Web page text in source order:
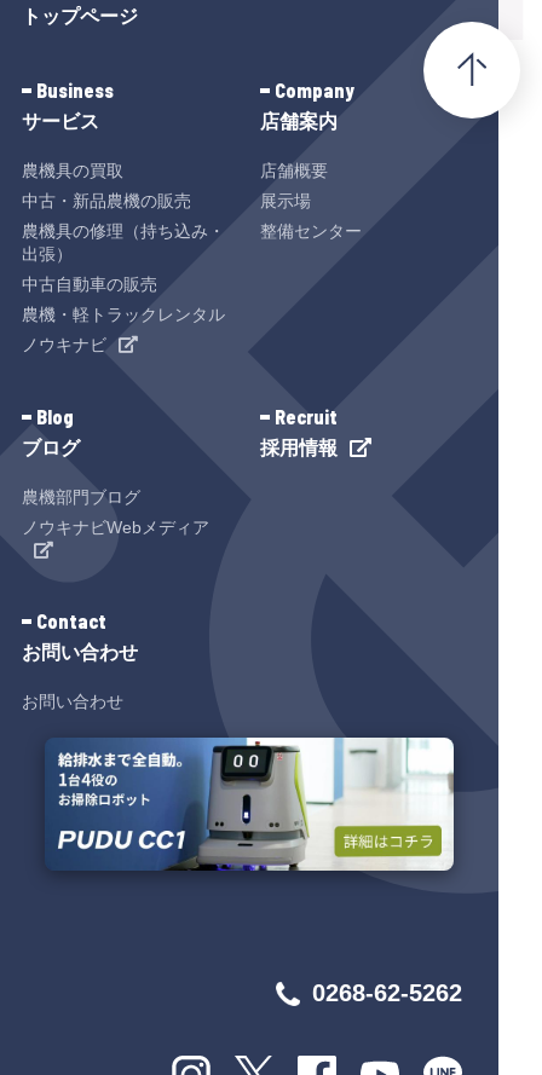
トップページ
サービス
Business
農機具の買取
中古・新品農機の販売
農機具の修理（持ち込み・
出張）
中古自動車の販売
農機・軽トラックレンタル
ノウキナビ
店舗案内
Company
店舗概要
展示場
整備センター
ブログ
Blog
農機部門ブログ
ノウキナビWebメディア
採用情報
Recruit
お問い合わせ
Contact
お問い合わせ
0268-62-5262